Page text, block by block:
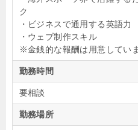
ク
・ ビジネスで通用する英語力
・ウェブ制作スキル
※金銭的な報酬は用意してい
勤務時間
要相談
勤務場所